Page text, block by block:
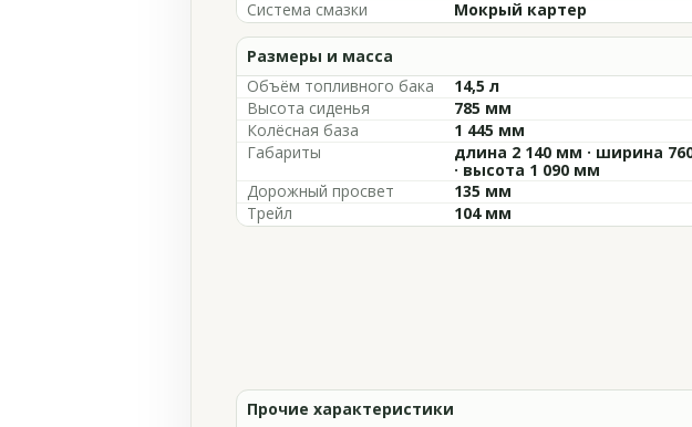
Система смазки
Мокрый картер
Размеры и масса
Объём топливного бака
14,5 л
Высота сиденья
785 мм
Колёсная база
1 445 мм
Габариты
длина 2 140 мм · ширина
· высота 1 090 мм
Дорожный просвет
135 мм
Трейл
104 мм
Прочие характеристики